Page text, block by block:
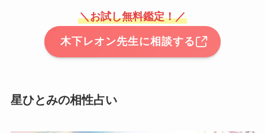
＼お試し無料鑑定！／
木下レオン先生に相談する
星ひとみの相性占い